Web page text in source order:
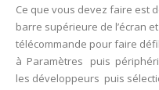
Ce que vous devez faire est
barre supérieure de l’écran
télécommande pour faire
à Paramètres puis
les développeurs puis